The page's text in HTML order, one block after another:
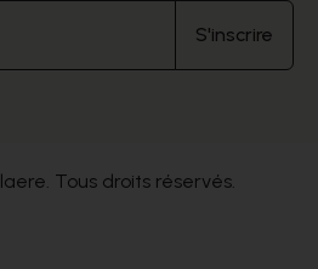
S'inscrire
Tous droits réservés.